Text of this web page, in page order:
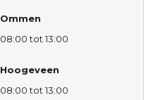
Ommen
08:00 tot 13:00
Hoogeveen
08:00 tot 13:00